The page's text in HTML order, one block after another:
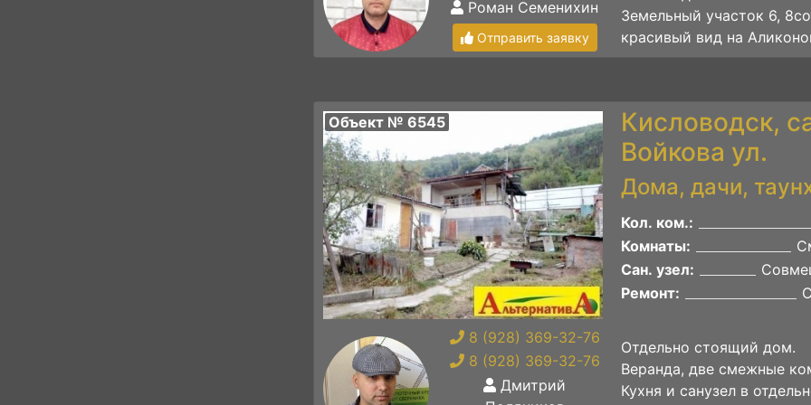
Роман Семенихин
Отправить заявку
Земельный участок 6,
красивый вид на
Объект № 6545
8 (928) 369-32-76
8 (928) 369-32-76
Дмитрий
Кисловодск,
Войкова ул.
Дома, дачи,
Кол. ком.:
Комнаты:
Сан. узел:
Ремонт:
Отдельно стоящий дом.
Веранда, две смежные
Кухня и санузел в